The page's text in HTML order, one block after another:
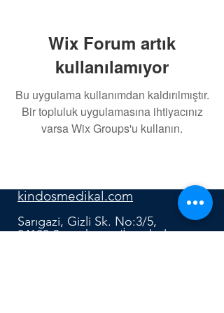
Wix Forum artık
kullanılamıyor
Bu uygulama kullanımdan kaldırılmıştır.
Bir topluluk uygulamasına ihtiyacınız
varsa Wix Groups'u kullanın.
kindosmedikal.com
Sarıgazi, Gizli Sk. No:3/5,
34100 Sancaktepe/İstanbul